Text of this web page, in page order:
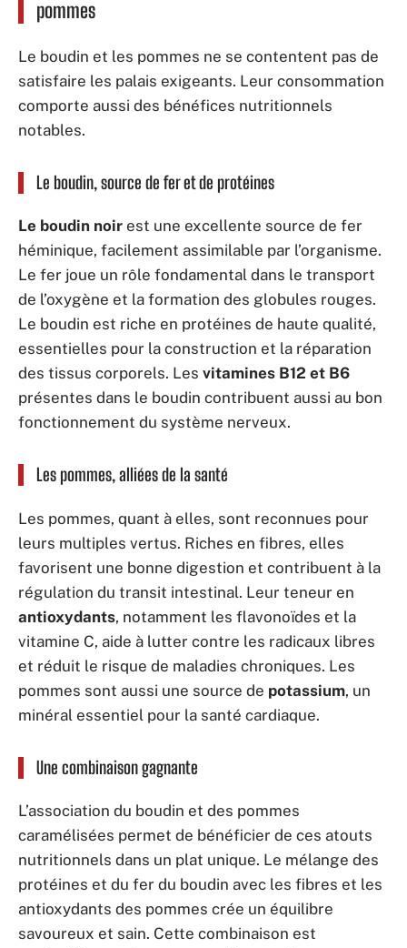
pommes
Le boudin et les pommes ne se contentent pas de
satisfaire les palais exigeants. Leur consommation
comporte aussi des bénéfices nutritionnels
notables.
Le boudin, source de fer et de protéines
Le boudin noir est une excellente source de fer
héminique, facilement assimilable par l’organisme.
Le fer joue un rôle fondamental dans le transport
de l’oxygène et la formation des globules rouges.
Le boudin est riche en protéines de haute qualité,
essentielles pour la construction et la réparation
des tissus corporels. Les vitamines B12 et B6
présentes dans le boudin contribuent aussi au bon
fonctionnement du système nerveux.
Les pommes, alliées de la santé
Les pommes, quant à elles, sont reconnues pour
leurs multiples vertus. Riches en fibres, elles
favorisent une bonne digestion et contribuent à la
régulation du transit intestinal. Leur teneur en
antioxydants, notamment les flavonoïdes et la
vitamine C, aide à lutter contre les radicaux libres
et réduit le risque de maladies chroniques. Les
pommes sont aussi une source de potassium, un
minéral essentiel pour la santé cardiaque.
Une combinaison gagnante
L’association du boudin et des pommes
caramélisées permet de bénéficier de ces atouts
nutritionnels dans un plat unique. Le mélange des
protéines et du fer du boudin avec les fibres et les
antioxydants des pommes crée un équilibre
savoureux et sain. Cette combinaison est